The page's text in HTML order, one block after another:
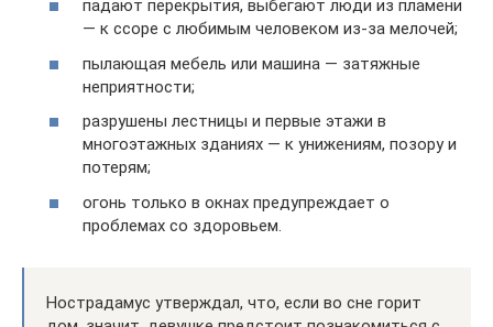
падают перекрытия, выбегают люди из пламени
— к ссоре с любимым человеком из-за мелочей;
пылающая мебель или машина — затяжные
неприятности;
разрушены лестницы и первые этажи в
многоэтажных зданиях — к унижениям, позору и
потерям;
огонь только в окнах предупреждает о
проблемах со здоровьем.
Нострадамус утверждал, что, если во сне горит